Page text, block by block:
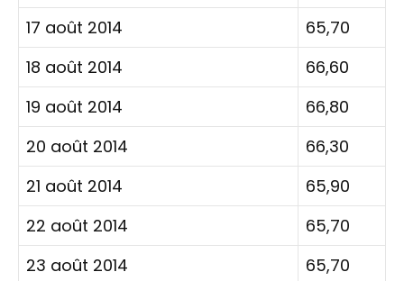
17 août 2014
65,70
18 août 2014
66,60
19 août 2014
66,80
20 août 2014
66,30
21 août 2014
65,90
22 août 2014
65,70
23 août 2014
65,70